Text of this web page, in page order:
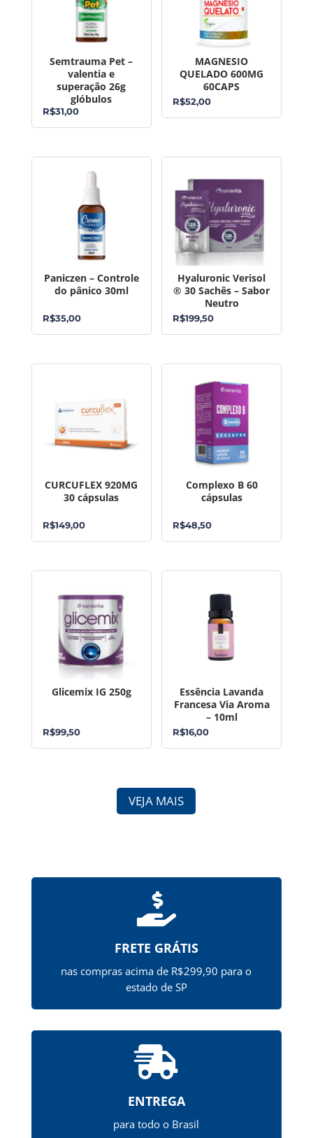
Semtrauma Pet –
valentia e
superação 26g
glóbulos
R$31,00
MAGNESIO
QUELADO 600MG
60CAPS
R$52,00
Paniczen – Controle
do pânico 30ml
R$35,00
Hyaluronic Verisol
® 30 Sachês – Sabor
Neutro
R$199,50
CURCUFLEX 920MG
30 cápsulas
R$149,00
Complexo B 60
cápsulas
R$48,50
Glicemix IG 250g
R$99,50
Essência Lavanda
Francesa Via Aroma
– 10ml
R$16,00
VEJA MAIS

FRETE GRÁTIS
nas compras acima de R$299,90 para o
estado de SP

ENTREGA
para todo o Brasil